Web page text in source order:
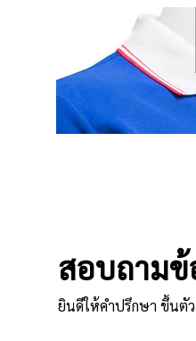
สอบถามข้
ยินดีให้คำปรึกษา ขึ้นตั